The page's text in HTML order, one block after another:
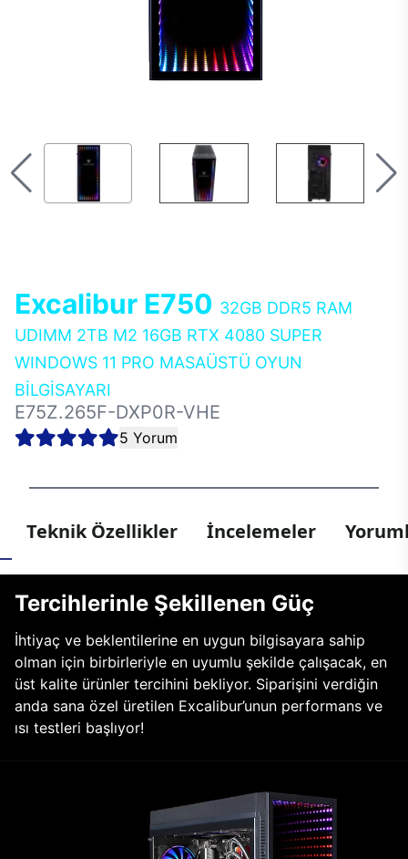
Excalibur E750 32GB DDR5 RAM
UDIMM 2TB M2 16GB RTX 4080 SUPER
WINDOWS 11 PRO MASAÜSTÜ OYUN
BİLGİSAYARI
E75Z.265F-DXP0R-VHE
5 Yorum
Teknik Özellikler İncelemeler
Tercihlerinle Şekillenen Güç
İhtiyaç ve beklentilerine en uygun bilgisayara sahip
olman için birbirleriyle en uyumlu şekilde çalışacak, en
üst kalite ürünler tercihini bekliyor. Siparişini verdiğin
anda sana özel üretilen Excalibur’unun performans ve
ısı testleri başlıyor!